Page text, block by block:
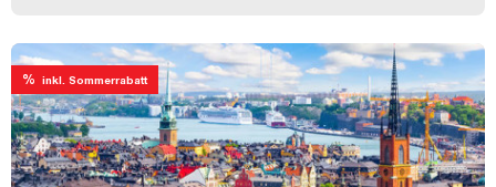
% inkl. Sommerrabatt